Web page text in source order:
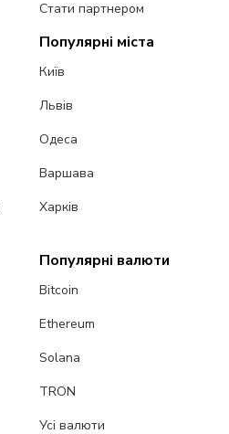
Стати партнером
Популярні міста
Київ
Львів
Одеса
Варшава
Харків
Популярні валюти
Bitcoin
Ethereum
Solana
TRON
Усі валюти